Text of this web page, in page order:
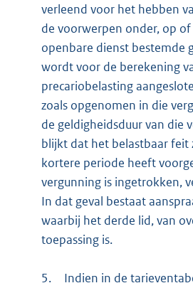
verleend voor het hebben
de voorwerpen onder, op
openbare dienst bestemde
wordt voor de berekening
precariobelasting
zoals opgenomen in die
de geldigheidsduur van die
blijkt dat het belastbaar feit
kortere periode heeft
vergunning is ingetrokken,
In dat geval bestaat
waarbij het derde lid, van
toepassing is.
5.
Indien in de